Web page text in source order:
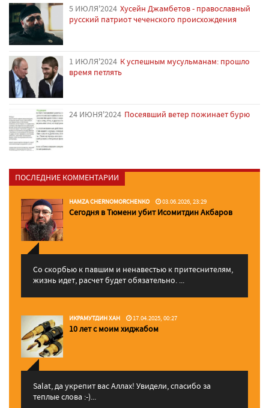
5 ИЮЛЯ'2024 Хусейн Джамбетов - православный
русский патриот чеченского происхождения
1 ИЮЛЯ'2024 К успешным мусульманам: прошло
время петлять
24 ИЮНЯ'2024 Посеявший ветер пожинает бурю
ПОСЛЕДНИЕ КОММЕНТАРИИ
HAMZA CHERNOMORCHENKO 03.06.2026, 23:29
Сегодня в Тюмени убит Исомитдин Акбаров
Со скорбью к павшим и ненавестью к притеснителям,
жизнь идет, расчет будет обязательно. ...
ИКРАМУТДИН ХАН 17.04.2025, 00:27
10 лет с моим хиджабом
Salat, да укрепит вас Аллаx! Увидели, спасибо за
теплые слова :-)...